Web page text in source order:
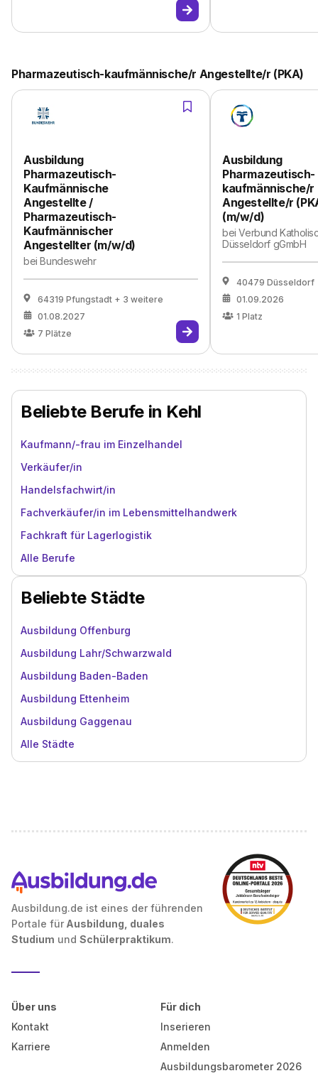
Pharmazeutisch-kaufmännische/r Angestellte/r (PKA)
Ausbildung
Pharmazeutisch-
Kaufmännische
Angestellte /
Pharmazeutisch-
Kaufmännischer
Angestellter (m/w/d)
beiBundeswehr
64319 Pfungstadt + 3 weitere
01.08.2027
7 Plätze
Ausbildung
Pharmazeutisch-
kaufmännische/r
Angestellte/r
(m/w/d)
beiVerbund
Düsseldorf gGmbH
40479 Düsseldorf
01.09.2026
1 Platz
Beliebte Berufe in Kehl
Kaufmann/-frau im Einzelhandel
Verkäufer/in
Handelsfachwirt/in
Fachverkäufer/in im Lebensmittelhandwerk
Fachkraft für Lagerlogistik
Alle Berufe
Beliebte Städte
Ausbildung Offenburg
Ausbildung Lahr/Schwarzwald
Ausbildung Baden-Baden
Ausbildung Ettenheim
Ausbildung Gaggenau
Alle Städte
Ausbildung.de ist eines der führenden
Portale für Ausbildung, duales
Studium und Schülerpraktikum.
Über uns
Kontakt
Karriere
Für dich
Inserieren
Anmelden
Ausbildungsbarometer 2026